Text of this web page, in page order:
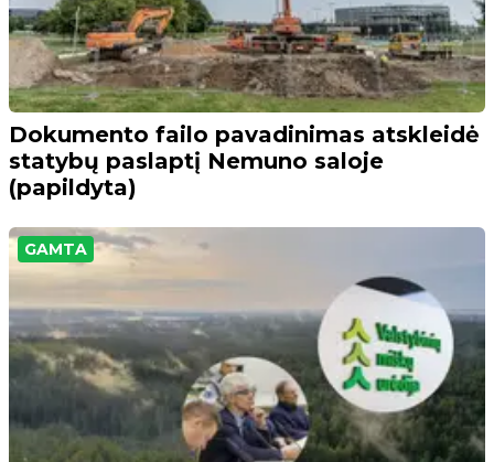
Dokumento failo pavadinimas atskleidė
statybų paslaptį Nemuno saloje
(papildyta)
GAMTA